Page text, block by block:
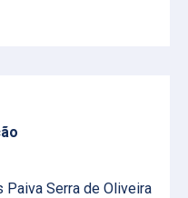
Paiva Serra de Oliveira